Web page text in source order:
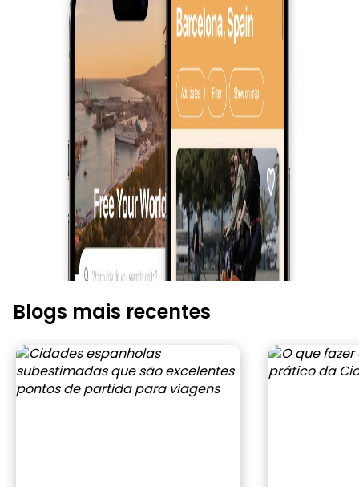
Blogs mais recentes